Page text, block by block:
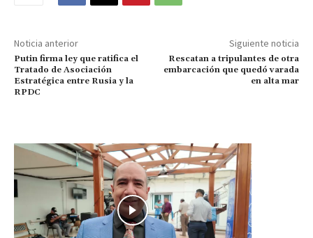
Noticia anterior
Putin firma ley que ratifica el
Tratado de Asociación
Estratégica entre Rusia y la
RPDC
Siguiente noticia
Rescatan a tripulantes de otra
embarcación que quedó varada
en alta mar